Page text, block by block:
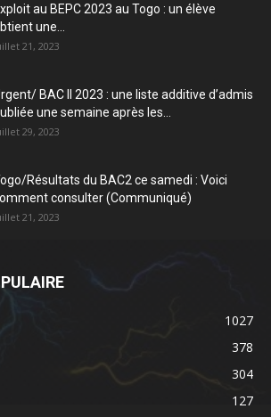
au BEPC 2023 au Togo : un élève
une...
21, 2023
BAC II 2023 : une liste additive d’admis
une semaine après les...
29, 2023
Résultats du BAC2 ce samedi : Voici
consulter (Communiqué)
21, 2023
1027
378
304
127